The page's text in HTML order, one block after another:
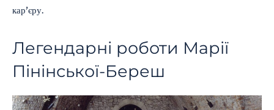
кар’єру.
Легендарні роботи Марії
Пінінської-Береш